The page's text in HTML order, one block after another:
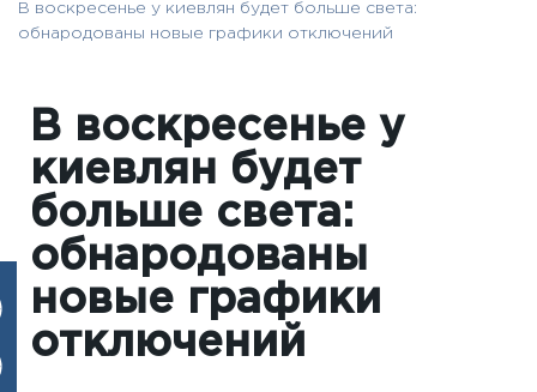
В воскресенье у киевлян будет больше света:
обнародованы новые графики отключений
В воскресенье у
киевлян будет
больше света:
обнародованы
новые графики
отключений